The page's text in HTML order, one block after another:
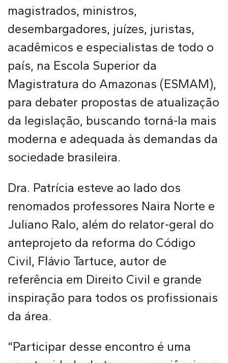
magistrados, ministros,
desembargadores, juízes, juristas,
acadêmicos e especialistas de todo o
país, na Escola Superior da
Magistratura do Amazonas (ESMAM),
para debater propostas de atualização
da legislação, buscando torná-la mais
moderna e adequada às demandas da
sociedade brasileira.
Dra. Patrícia esteve ao lado dos
renomados professores Naira Norte e
Juliano Ralo, além do relator-geral do
anteprojeto da reforma do Código
Civil, Flávio Tartuce, autor de
referência em Direito Civil e grande
inspiração para todos os profissionais
da área.
“Participar desse encontro é uma